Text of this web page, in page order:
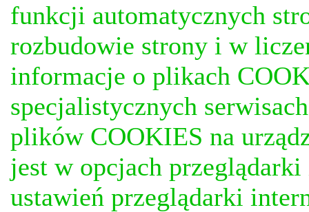
funkcji automatycznych
rozbudowie strony i w
informacje o plikach
specjalistycznych
plików COOKIES na
jest w opcjach
ustawień przeglądarki